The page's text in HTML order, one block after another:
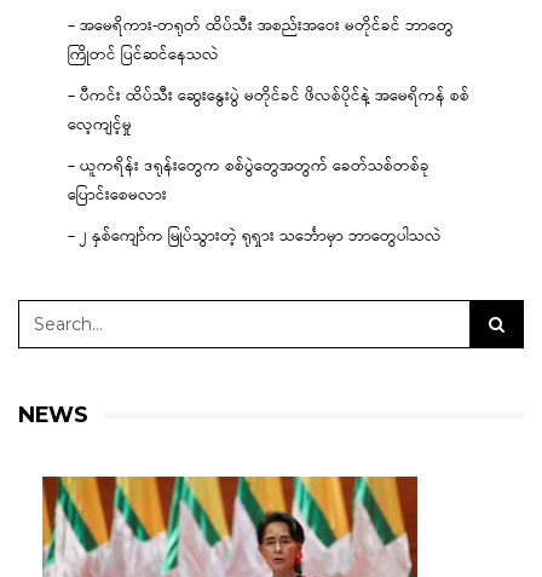
– အမေရိကား-တရုတ် ထိပ်သီး အစည်းအဝေး မတိုင်ခင် ဘာတွေ
ကြိုတင် ပြင်ဆင်နေသလဲ
– ပီကင်း ထိပ်သီး ဆွေးနွေးပွဲ မတိုင်ခင် ဖိလစ်ပိုင်နဲ့ အမေရိကန် စစ်
လေ့ကျင့်မှု
– ယူကရိန်း ဒရုန်းတွေက စစ်ပွဲတွေအတွက် ခေတ်သစ်တစ်ခု
ပြောင်းစေမလား
– ၂ နှစ်ကျော်က မြုပ်သွားတဲ့ ရုရှား သင်္ဘောမှာ ဘာတွေပါသလဲ
NEWS